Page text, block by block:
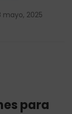
mayo, 2025
para